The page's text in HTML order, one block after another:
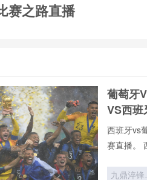
赛之路直播
葡萄牙
VS西班
西班牙vs
赛直播。
录像回放
九鼎淬锋